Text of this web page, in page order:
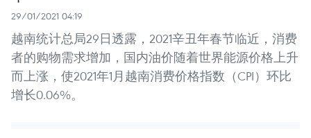
29/01/2021 04:19
越南统计总局29日透露，2021辛丑年春节临近，消费
者的购物需求增加，国内油价随着世界能源价格上升
而上涨，使2021年1月越南消费价格指数（CPI）环比
增长0.06%。